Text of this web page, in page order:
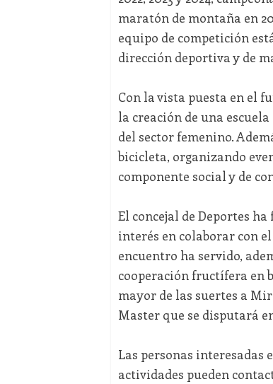
maratón de montaña en
equipo de competición
dirección deportiva y de
Con la vista puesta en el
la creación de una
del sector femenino.
bicicleta, organizando
componente social y de
El concejal de Deportes
interés en colaborar con
encuentro ha servido,
cooperación fructífera en
mayor de las suertes a
Master que se disputará
Las personas interesadas
actividades pueden